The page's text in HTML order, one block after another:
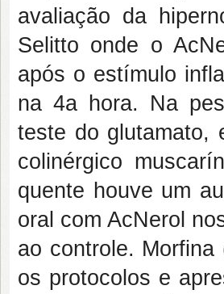
avaliação da
Selitto onde o
após o estímulo
na 4a hora. Na
teste do glutamato,
colinérgico
quente houve um
oral com AcNerol
ao controle.
os protocolos e